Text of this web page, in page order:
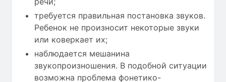
требуется правильная постановка звуков.
Ребенок не произносит некоторые звуки
или коверкает их;
наблюдается мешанина
звукопроизношения. В подобной ситуации
возможна проблема фонетико-